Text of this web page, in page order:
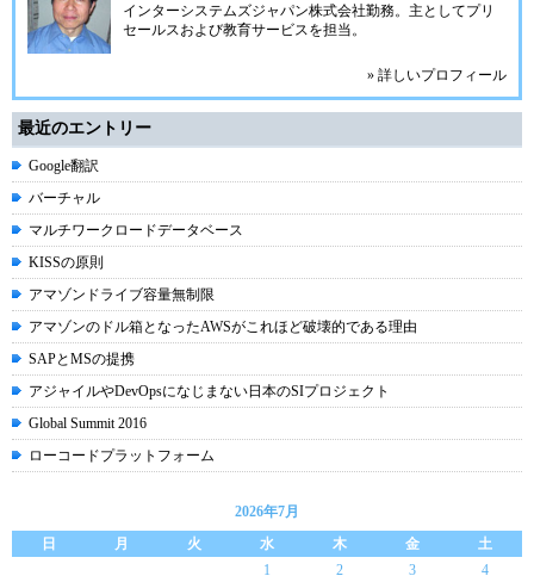
インターシステムズジャパン株式会社勤務。主としてプリ
セールスおよび教育サービスを担当。
» 詳しいプロフィール
最近のエントリー
Google翻訳
バーチャル
マルチワークロードデータベース
KISSの原則
アマゾンドライブ容量無制限
アマゾンのドル箱となったAWSがこれほど破壊的である理由
SAPとMSの提携
アジャイルやDevOpsになじまない日本のSIプロジェクト
Global Summit 2016
ローコードプラットフォーム
2026年7月
日
月 火 水 木 金
土
1
2 3
4